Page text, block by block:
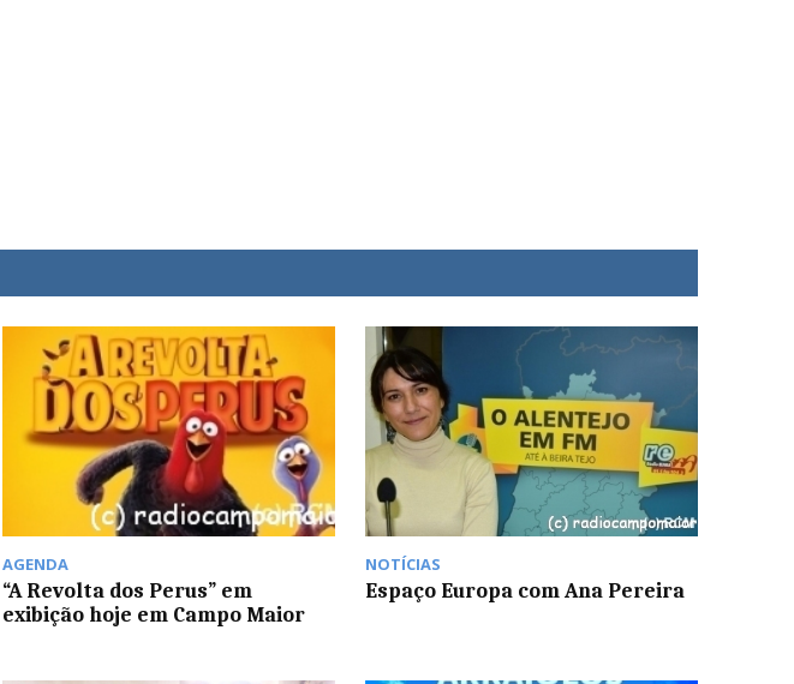
AGENDA
“A Revolta dos Perus” em
exibição hoje em Campo Maior
NOTÍCIAS
Espaço Europa com Ana Pereira